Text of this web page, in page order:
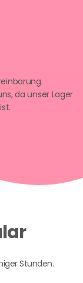
da unser Lager
Stunden.